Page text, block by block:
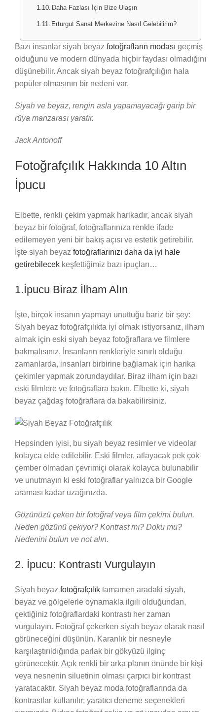
Daha Fazlası İçin Bize Ulaşın
Erturgut Sanat Merkezine Nasıl Gelebilirim?
Bazı insanlar siyah beyaz fotoğrafların modası geçmiş
olduğunu ve modern dünyada hiçbir faydası olmadığını
düşünebilir. Ancak siyah beyaz fotoğrafçılığın hala
popüler olmasının bir nedeni var.
Siyah ve beyaz, rengin asla yapamayacağı garip bir
rüya manzarası yaratır.
Jack Antonoff
Fotoğrafçılık Hakkında 10 Altın
İpucu
Elbette, renkli çekim yapmak harikadır, ancak siyah
beyaz bir fotoğraf, fotoğraflarınıza renkle ifade
edilemeyen yeni bir bakış açısı ve estetik getirebilir.
İşte siyah beyaz fotoğraflarınızı daha da iyi hale
getirebilecek keşfettiğimiz bazı ipuçları…
1.İpucu Biraz İlham Alın
İşte, birçok insanın yapmayı unuttuğu bariz bir şey:
Siyah beyaz fotoğrafçılıkta iyi olmak istiyorsanız, ilham
almak için eski siyah beyaz fotoğraflara ve filmlere
bakmalısınız. İnsanların renkleriyle sınırlı olduğu
zamanlarda, insanları birbirine bağlamak için harika
çekimler yapmak zorundaydılar. Biraz ilham için bazı
eski filmlere ve fotoğraflara bakın. Elbette ki, siyah
beyaz çağdaş fotoğraflara da bakabilirsiniz.
Hepsinden iyisi, bu siyah beyaz resimler ve videolar
kolayca elde edilebilir. Eski filmler, atlayacak pek çok
çember olmadan çevrimiçi olarak kolayca bulunabilir
ve unutmayın ki eski fotoğraflar yalnızca bir Google
araması kadar uzağınızda.
Gözünüzü çeken bir fotoğraf veya film çekimi bulun.
Neden gözünü çekiyor? Kontrast mı? Doku mu?
Nedenini bulun ve not alın.
2. İpucu: Kontrastı Vurgulayın
Siyah beyaz fotoğrafçılık tamamen aradaki siyah,
beyaz ve gölgelerle oynamakla ilgili olduğundan,
çektiğiniz fotoğraflardaki kontrastı her zaman
vurgulayın. Fotoğraf çekerken siyah beyaz olarak nasıl
görüneceğini düşünün. Karanlık bir nesneyle
karşılaştırıldığında parlak bir gökyüzü ilginç
görünecektir. Açık renkli bir arka planın önünde bir kişi
veya nesnenin siluetinin olması çarpıcı bir kontrast
yaratacaktır. Siyah beyaz moda fotoğraflarında da
kontrastlar kullanılır; yaratıcı deneme seçenekleri